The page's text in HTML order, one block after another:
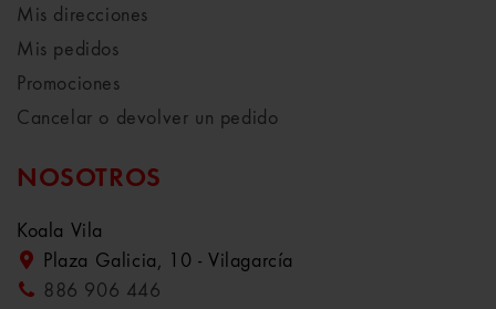
Mis direcciones
Mis pedidos
Promociones
Cancelar o devolver un pedido
NOSOTROS
Koala Vila
Plaza Galicia, 10 - Vilagarcía
886 906 446